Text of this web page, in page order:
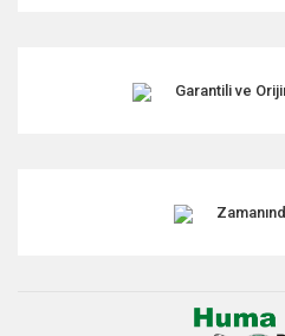
Garantili ve